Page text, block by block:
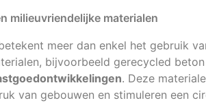
milieuvriendelijke materialen
meer dan enkel het gebruik
bijvoorbeeld gerecycled
. Deze
van gebouwen en stimuleren een